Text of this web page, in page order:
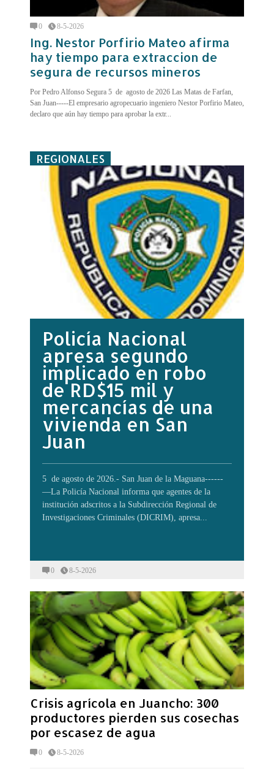
0 8-5-2026
Ing. Nestor Porfirio Mateo afirma
hay tiempo para extraccion de
segura de recursos mineros
Por Pedro Alfonso Segura 5 de agosto de 2026 Las Matas de Farfan,
San Juan-----El empresario agropecuario ingeniero Nestor Porfirio Mateo,
declaro que aún hay tiempo para aprobar la extr...
REGIONALES
Policía Nacional
apresa segundo
implicado en robo
de RD$15 mil y
mercancías de una
vivienda en San
Juan
5 de agosto de 2026.- San Juan de la Maguana------
—La Policía Nacional informa que agentes de la
institución adscritos a la Subdirección Regional de
Investigaciones Criminales (DICRIM), apresa...
0 8-5-2026
Crisis agrícola en Juancho: 300
productores pierden sus cosechas
por escasez de agua
0 8-5-2026